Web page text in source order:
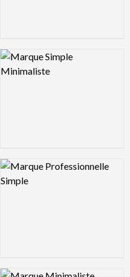
Logo Preview Image
Logo Preview Image